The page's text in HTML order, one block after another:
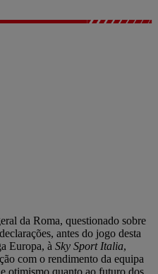
da Roma, questionado sobre
antes do jogo desta
Europa, à Sky Sport Italia,
com o rendimento da equipa
otimismo quanto ao futuro dos